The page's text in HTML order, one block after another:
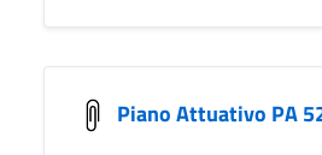
Piano Attuativo PA